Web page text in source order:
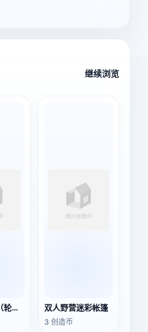
继续浏览
四轮溜冰鞋（轮滑鞋） 双人野营迷彩帐篷
3 创造币